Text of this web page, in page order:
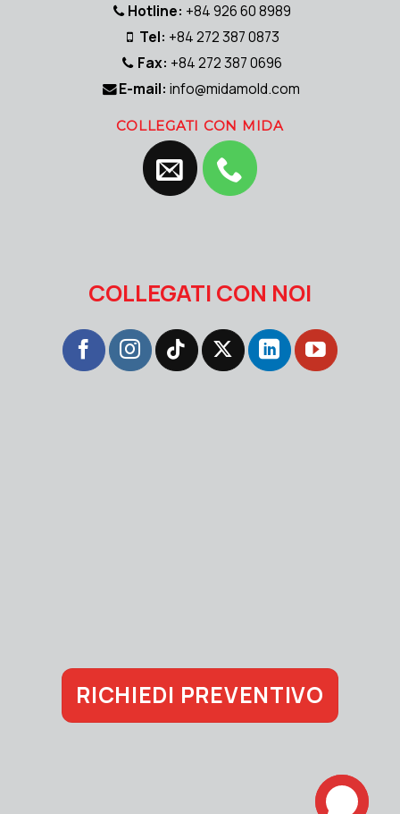
Hotline: +84 926 60 8989
Tel: +84 272 387 0873
Fax: +84 272 387 0696
E-mail: info@midamold.com
COLLEGATI CON MIDA
COLLEGATI CON NOI
RICHIEDI PREVENTIVO